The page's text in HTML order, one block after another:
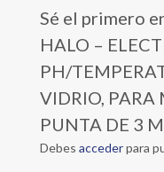
Sé el primero
HALO –
PH/
VIDRIO, PARA
PUNTA DE 3
Debes accederpara